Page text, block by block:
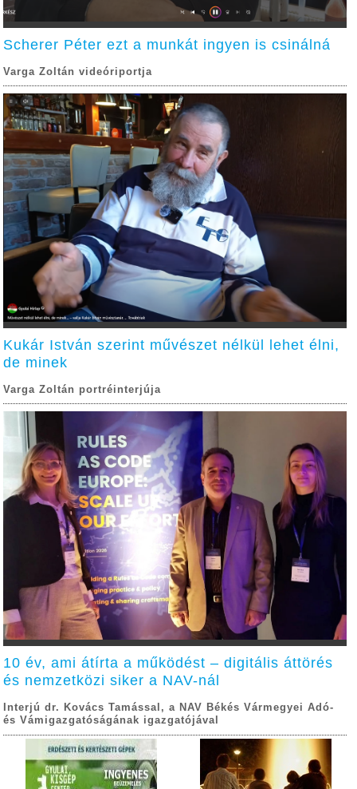
Scherer Péter ezt a munkát ingyen is csinálná
Varga Zoltán videóriportja
Kukár István szerint művészet nélkül lehet élni,
de minek
Varga Zoltán portréinterjúja
10 év, ami átírta a működést – digitális áttörés
és nemzetközi siker a NAV-nál
Interjú dr. Kovács Tamással, a NAV Békés Vármegyei Adó-
és Vámigazgatóságának igazgatójával